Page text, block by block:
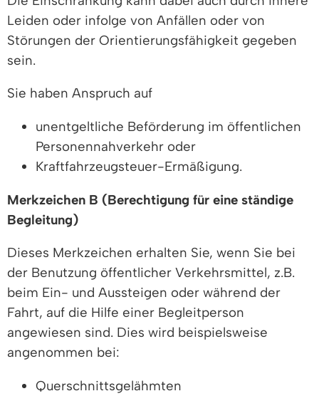
Leiden oder infolge von Anfällen oder von
Störungen der Orientierungsfähigkeit gegeben
sein.
Sie haben Anspruch auf
unentgeltliche Beförderung im öffentlichen
Personennahverkehr oder
Kraftfahrzeugsteuer-Ermäßigung.
Merkzeichen B (Berechtigung für eine ständige
Begleitung)
Dieses Merkzeichen erhalten Sie, wenn Sie bei
der Benutzung öffentlicher Verkehrsmittel, z.B.
beim Ein- und Aussteigen oder während der
Fahrt, auf die Hilfe einer Begleitperson
angewiesen sind. Dies wird beispielsweise
angenommen bei:
Querschnittsgelähmten